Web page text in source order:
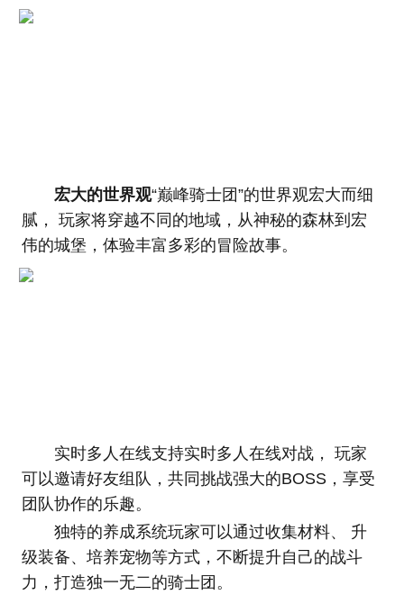
宏大的世界观“巅峰骑士团”的世界观宏大而细
腻， 玩家将穿越不同的地域，从神秘的森林到宏
伟的城堡，体验丰富多彩的冒险故事。
实时多人在线支持实时多人在线对战， 玩家
可以邀请好友组队，共同挑战强大的BOSS，享受
团队协作的乐趣。
独特的养成系统玩家可以通过收集材料、 升
级装备、培养宠物等方式，不断提升自己的战斗
力，打造独一无二的骑士团。